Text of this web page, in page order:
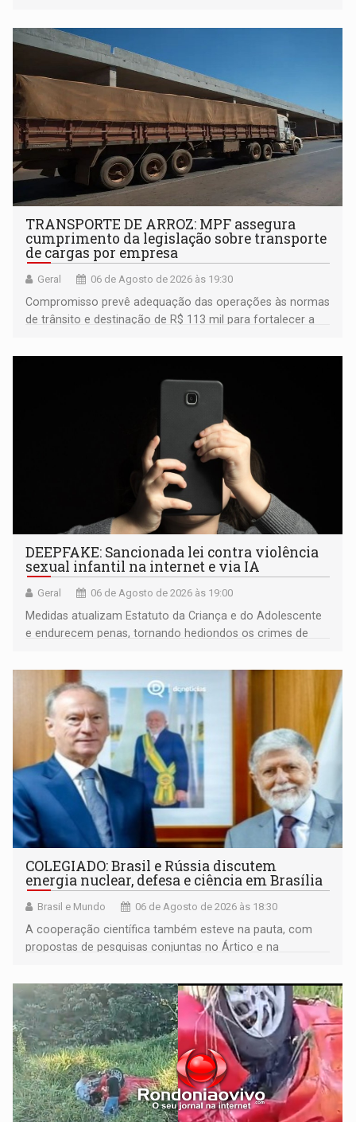
TRANSPORTE DE ARROZ: MPF assegura
cumprimento da legislação sobre transporte
de cargas por empresa
Geral 06 de Agosto de 2026 às 19:30
Compromisso prevê adequação das operações às normas
de trânsito e destinação de R$ 113 mil para fortalecer a
DEEPFAKE: Sancionada lei contra violência
sexual infantil na internet e via IA
Geral 06 de Agosto de 2026 às 19:00
Medidas atualizam Estatuto da Criança e do Adolescente
e endurecem penas, tornando hediondos os crimes de
COLEGIADO: Brasil e Rússia discutem
energia nuclear, defesa e ciência em Brasília
Brasil e Mundo 06 de Agosto de 2026 às 18:30
A cooperação científica também esteve na pauta, com
propostas de pesquisas conjuntas no Ártico e na